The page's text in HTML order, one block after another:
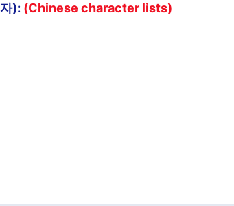
): (Chinese character lists)